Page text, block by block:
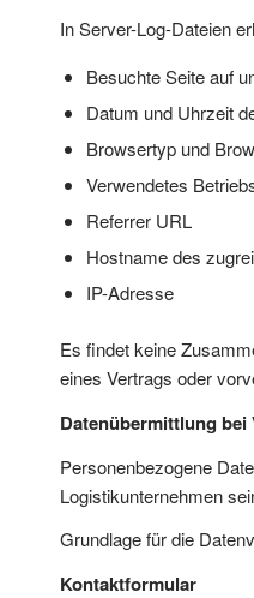
In Server-Log-Dateien
Besuchte Seite auf
Datum und Uhrzeit
Browsertyp und
Verwendetes
Referrer URL
Hostname des
IP-Adresse
Es findet keine
eines Vertrags oder
Datenübermittlung
Personenbezogene
Logistikunternehmen
Grundlage für die
Kontaktformular